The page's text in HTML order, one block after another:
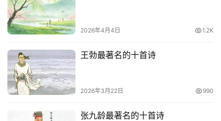
2026年4月4日 1.2K
王勃最著名的十首诗
2026年3月22日 990
张九龄最著名的十首诗